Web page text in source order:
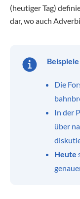
(heutiger Tag)
dar, wo auch
Beispiele
Die
In der
über
Heute